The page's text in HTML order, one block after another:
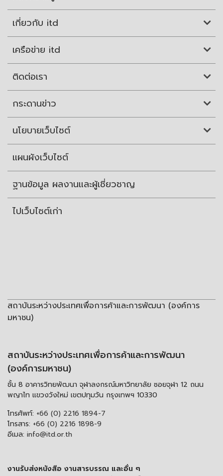
เกี่ยวกับ itd
เครือข่าย itd
ติดต่อเรา
กระดานข่าว
นโยบายเว็บไซต์
แผนผังเว็บไซต์
ฐานข้อมูล ผลงานและผู้เชี่ยวชาญ
ไปเว็บไซต์เก่า
สถาบันระหว่างประเทศเพื่อการค้าและการพัฒนา (องค์การ
มหาชน)
สถาบันระหว่างประเทศเพื่อการค้าและการพัฒนา
(องค์การมหาชน)
ชั้น 8 อาคารวิทยพัฒนา จุฬาลงกรณ์มหาวิทยาลัย ซอยจุฬา 12 ถนน
พญาไท แขวงวังใหม่ เขตปทุมวัน กรุงเทพฯ 10330
โทรศัพท์: +66 (0) 2216 1894-7
โทรสาร: +66 (0) 2216 1898-9
อีเมล: info@itd.or.th
งานรับส่งหนังสือ งานสารบรรณ และอื่น ๆ